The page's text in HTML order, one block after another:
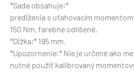
*Sada obsahuje:*
predĺženia s uťahovacím momentom:
150 Nm, farebne odlíšené.
*Dĺžka:* 195 mm.
*Upozornenie:* Nie je určené ako
nutné použiť kalibrovaný